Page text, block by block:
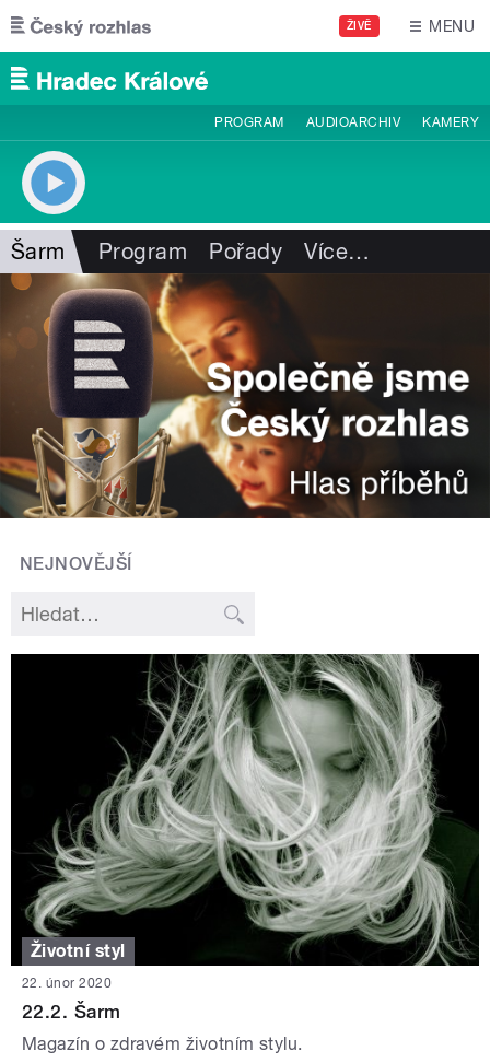
Přejít k hlavnímu obsahu
ŽIVĚ MENU
PROGRAM AUDIOARCHIV KAMERY
Šarm Program Pořady Více…
NEJNOVĚJŠÍ
Životní styl
22. únor 2020
22.2. Šarm
Magazín o zdravém životním stylu.